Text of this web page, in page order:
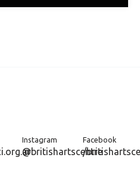
Instagram
@britishartscentre
Facebook
/